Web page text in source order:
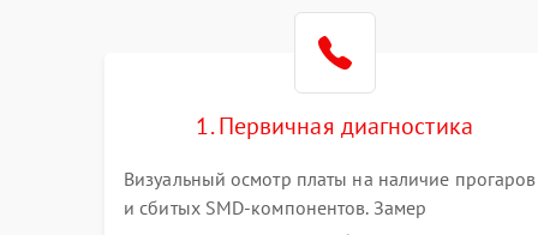
Электронные компоненты
Интерфейсы
1. Первичная диагностика
Визуальный осмотр платы на наличие прогаров
и сбитых SMD-компонентов. Замер